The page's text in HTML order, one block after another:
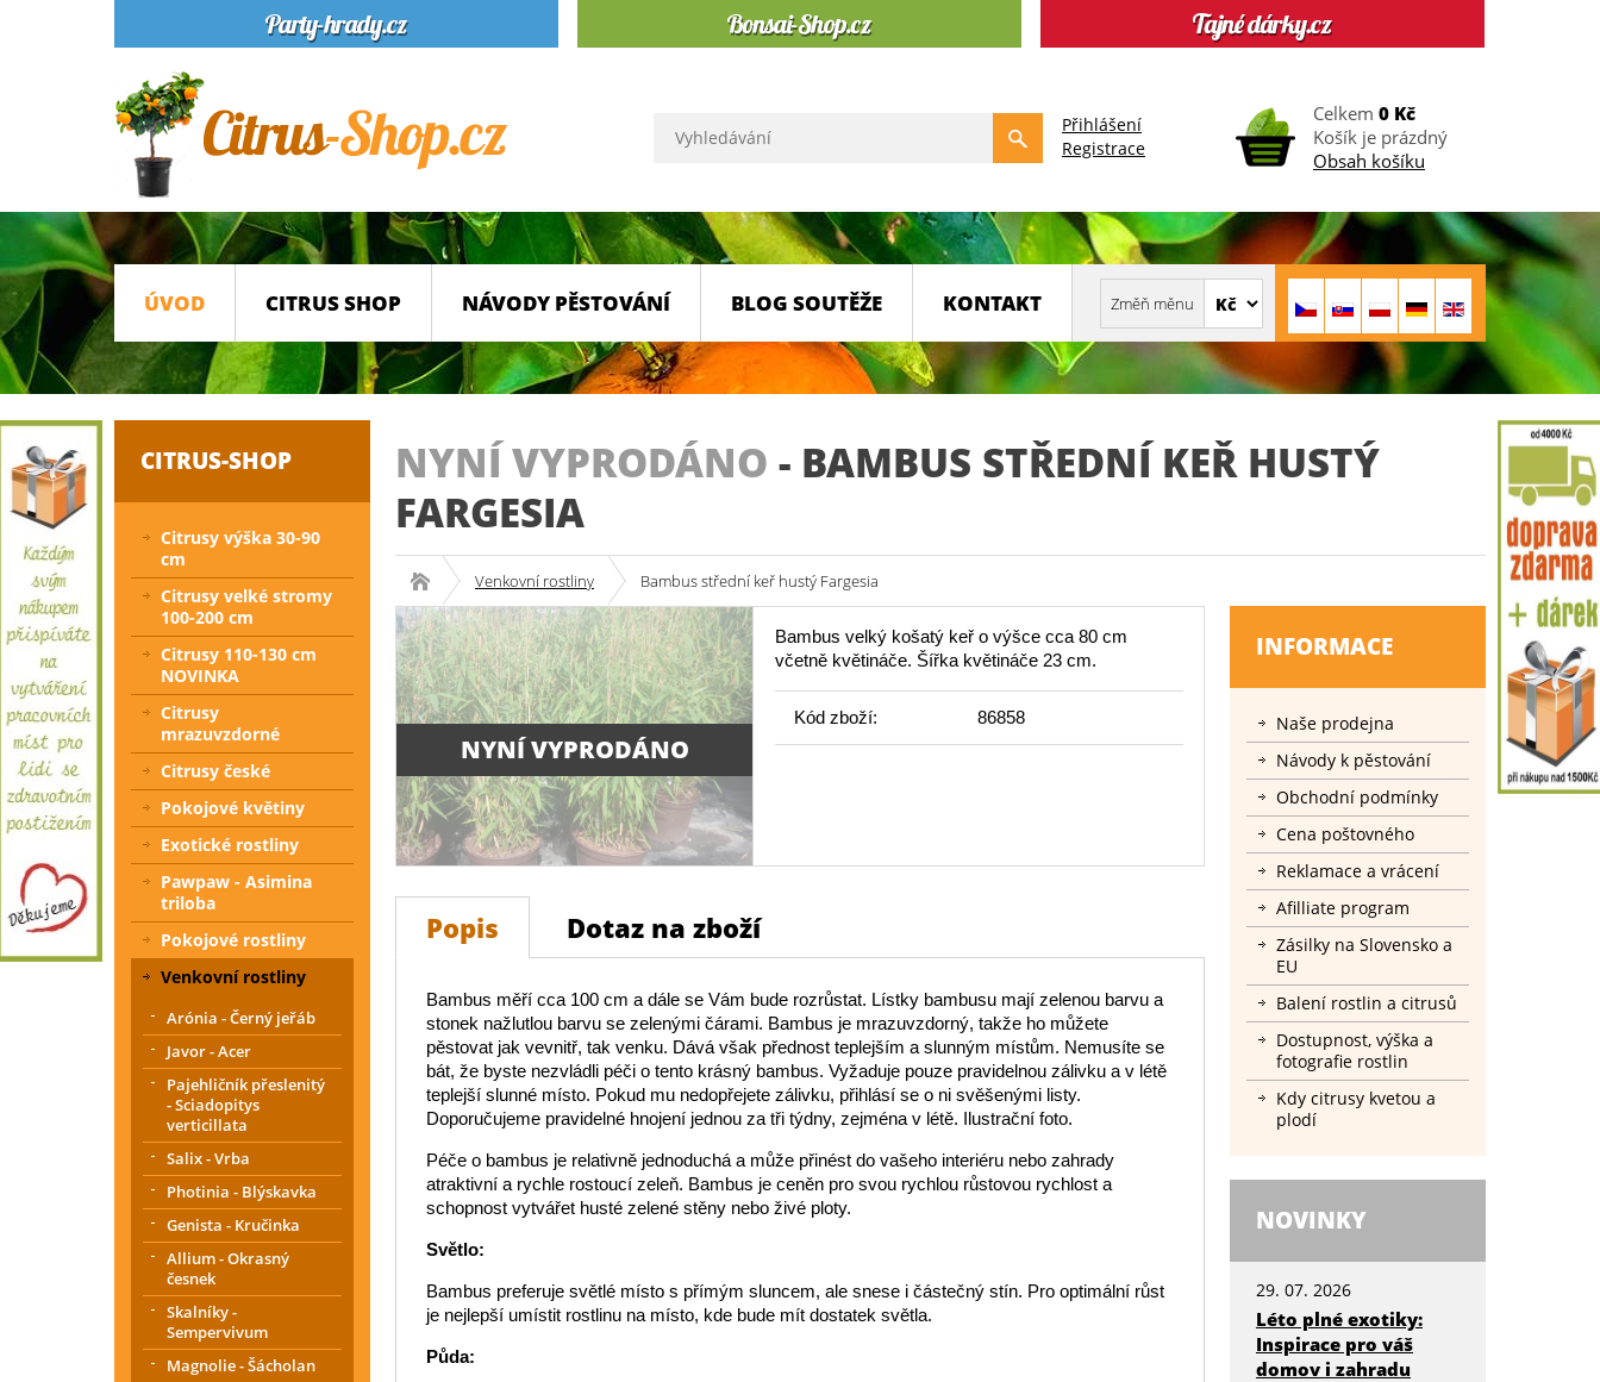
Přihlášení
Registrace
Celkem 0 Kč
Košík je prázdný
Obsah košíku
ÚVOD CITRUS SHOP NÁVODY PĚSTOVÁNÍ BLOG SOUTĚŽE KONTAKT
NYNÍ VYPRODÁNO - BAMBUS STŘEDNÍ KEŘ HUSTÝ
FARGESIA
Venkovní rostliny Bambus střední keř hustý Fargesia
NYNÍ VYPRODÁNO
Bambus velký košatý keř o výšce cca 80 cm
včetně květináče. Šířka květináče 23 cm.
Kód zboží: 86858
Popis Dotaz na zboží
Bambus měří cca 100 cm a dále se Vám bude rozrůstat. Lístky bambusu mají zelenou barvu a
stonek nažlutlou barvu se zelenými čárami. Bambus je mrazuvzdorný, takže ho můžete
pěstovat jak vevnitř, tak venku. Dává však přednost teplejším a slunným místům. Nemusíte se
bát, že byste nezvládli péči o tento krásný bambus. Vyžaduje pouze pravidelnou zálivku a v létě
teplejší slunné místo. Pokud mu nedopřejete zálivku, přihlásí se o ni svěšenými listy.
Doporučujeme pravidelné hnojení jednou za tři týdny, zejména v létě. Ilustrační foto.
Péče o bambus je relativně jednoduchá a může přinést do vašeho interiéru nebo zahrady
atraktivní a rychle rostoucí zeleň. Bambus je ceněn pro svou rychlou růstovou rychlost a
schopnost vytvářet husté zelené stěny nebo živé ploty.
Světlo:
Bambus preferuje světlé místo s přímým sluncem, ale snese i částečný stín. Pro optimální růst
je nejlepší umístit rostlinu na místo, kde bude mít dostatek světla.
Půda:
INFORMACE
Naše prodejna
Návody k pěstování
Obchodní podmínky
Cena poštovného
Reklamace a vrácení
Afilliate program
Zásilky na Slovensko a
EU
Balení rostlin a citrusů
Dostupnost, výška a
fotografie rostlin
Kdy citrusy kvetou a
plodí
NOVINKY
29. 07. 2026
Léto plné exotiky:
Inspirace pro váš
domov i zahradu
CITRUS-SHOP
Citrusy výška 30-90
cm
Citrusy velké stromy
100-200 cm
Citrusy 110-130 cm
NOVINKA
Citrusy
mrazuvzdorné
Citrusy české
Pokojové květiny
Exotické rostliny
Pawpaw - Asimina
triloba
Pokojové rostliny
Venkovní rostliny
Arónia - Černý jeřáb
Javor - Acer
Pajehličník přeslenitý
- Sciadopitys
verticillata
Salix - Vrba
Photinia - Blýskavka
Genista - Kručinka
Allium - Okrasný
česnek
Skalníky -
Sempervivum
Magnolie - Šácholan